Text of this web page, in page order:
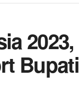
2023,
Bupati